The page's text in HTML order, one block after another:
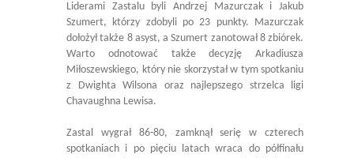
Liderami Zastalu byli Andrzej Mazurczak i Jakub
Szumert, którzy zdobyli po 23 punkty. Mazurczak
dołożył także 8 asyst, a Szumert zanotował 8 zbiórek.
Warto odnotować także decyzję Arkadiusza
Miłoszewskiego, który nie skorzystał w tym spotkaniu
z Dwighta Wilsona oraz najlepszego strzelca ligi
Chavaughna Lewisa.
Zastal wygrał 86-80, zamknął serię w czterech
spotkaniach i po pięciu latach wraca do półfinału